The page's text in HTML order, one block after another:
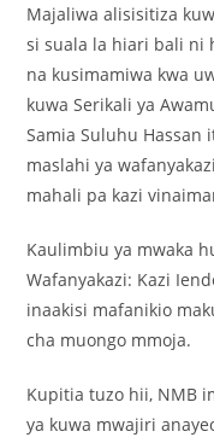
Majaliwa alisisitiza
si suala la hiari bali ni
na kusimamiwa kwa
kuwa Serikali ya
Samia Suluhu Hassan
maslahi ya
mahali pa kazi
Kaulimbiu ya mwaka
Wafanyakazi: Kazi
inaakisi mafanikio
cha muongo mmoja.
Kupitia tuzo hii, NMB
ya kuwa mwajiri